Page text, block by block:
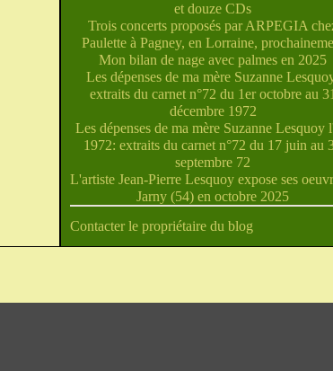
et douze CDs
Trois concerts proposés par ARPEGIA
Paulette à Pagney, en Lorraine,
Mon bilan de nage avec palmes en 2025
Les dépenses de ma mère Suzanne
extraits du carnet n°72 du 1er octobre au
décembre 1972
Les dépenses de ma mère Suzanne Lesquoy
1972: extraits du carnet n°72 du 17 juin au
septembre 72
L'artiste Jean-Pierre Lesquoy expose ses
Jarny (54) en octobre 2025
Contacter le propriétaire du blog